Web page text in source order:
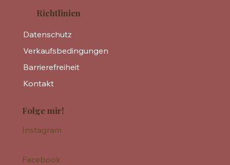
Richtlinien
Datenschutz
Verkaufsbedingungen
Barrierefreiheit
Kontakt
Folge mir!
Instagram
Facebook